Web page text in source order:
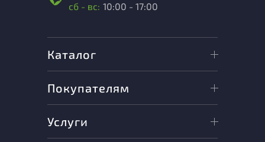
сб - вс: 10:00 - 17:00
Каталог
Покупателям
Услуги